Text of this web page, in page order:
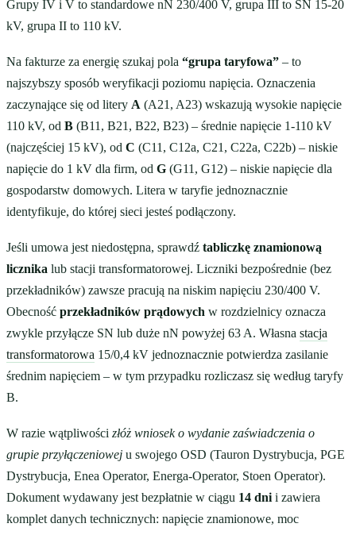
Grupy IV i V to standardowe nN 230/400 V, grupa III to SN 15-20
kV, grupa II to 110 kV.
Na fakturze za energię szukaj pola “grupa taryfowa” – to
najszybszy sposób weryfikacji poziomu napięcia. Oznaczenia
zaczynające się od litery A (A21, A23) wskazują wysokie napięcie
110 kV, od B (B11, B21, B22, B23) – średnie napięcie 1-110 kV
(najczęściej 15 kV), od C (C11, C12a, C21, C22a, C22b) – niskie
napięcie do 1 kV dla firm, od G (G11, G12) – niskie napięcie dla
gospodarstw domowych. Litera w taryfie jednoznacznie
identyfikuje, do której sieci jesteś podłączony.
Jeśli umowa jest niedostępna, sprawdź tabliczkę znamionową
licznika lub stacji transformatorowej. Liczniki bezpośrednie (bez
przekładników) zawsze pracują na niskim napięciu 230/400 V.
Obecność przekładników prądowych w rozdzielnicy oznacza
zwykle przyłącze SN lub duże nN powyżej 63 A. Własna stacja
transformatorowa 15/0,4 kV jednoznacznie potwierdza zasilanie
średnim napięciem – w tym przypadku rozliczasz się według taryfy
B.
W razie wątpliwości złóż wniosek o wydanie zaświadczenia o
grupie przyłączeniowej u swojego OSD (Tauron Dystrybucja, PGE
Dystrybucja, Enea Operator, Energa-Operator, Stoen Operator).
Dokument wydawany jest bezpłatnie w ciągu 14 dni i zawiera
komplet danych technicznych: napięcie znamionowe, moc